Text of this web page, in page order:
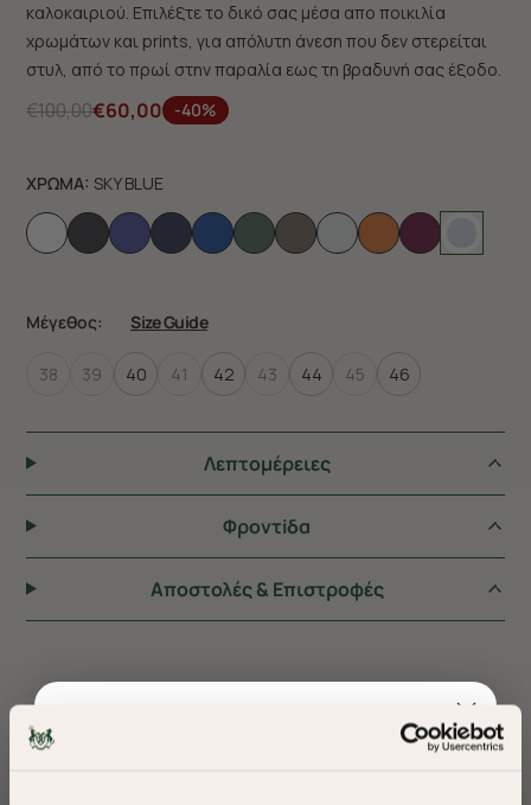
καλοκαιριού. Επιλέξτε το δικό σας μέσα απο ποικιλία
χρωμάτων και prints, για απόλυτη άνεση που δεν στερείται
στυλ, από το πρωί στην παραλία εως τη βραδυνή σας έξοδο.
€100,00€60,00 -40%
ΧΡΩΜΑ: SKY BLUE
Μέγεθος: Size Guide
38 39 40 41 42 43 44 45 46
Λεπτομέρειες
Φροντiδα
Αποστολές & Επιστροφές
ΠΡΟΤΕΙΝΟΥΜΕ ΓΙΑ ΕΣΑΣ